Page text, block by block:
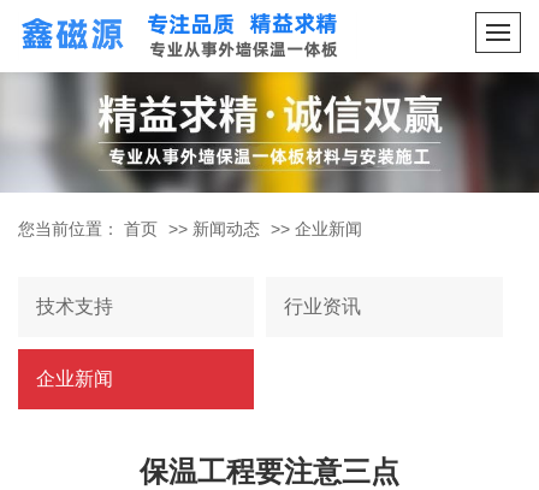
您当前位置： 首页 >> 新闻动态 >> 企业新闻
技术支持 行业资讯
企业新闻
保温工程要注意三点